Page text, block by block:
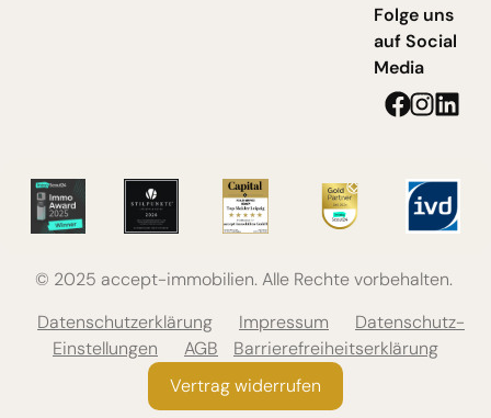
Folge uns
auf Social
Media
© 2025 accept-immobilien. Alle Rechte vorbehalten.
Datenschutzerklärung
Impressum
Datenschutz-
Einstellungen
AGB
Barrierefreiheitserklärung
Vertrag widerrufen